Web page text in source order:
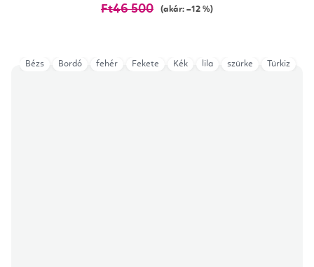
Ft46 500 (akár: –12 %)
Bézs Bordó fehér Fekete Kék lila szürke Türkiz